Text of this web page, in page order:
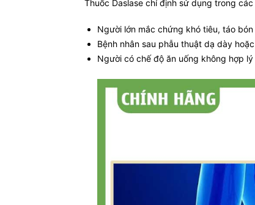
Thuốc Daslase chỉ định sử dụng trong
Người lớn mắc chứng khó tiêu, táo
Bệnh nhân sau phẫu thuật dạ dày
Người có chế độ ăn uống không hợp